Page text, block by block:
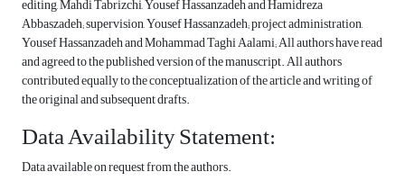
editing, Mahdi Tabrizchi, Yousef Hassanzadeh and Hamidreza
Abbaszadeh; supervision, Yousef Hassanzadeh; project administration,
Yousef Hassanzadeh and Mohammad Taghi Aalami; All authors have read
and agreed to the published version of the manuscript. All authors
contributed equally to the conceptualization of the article and writing of
the original and subsequent drafts.
Data Availability Statement:
Data available on request from the authors.